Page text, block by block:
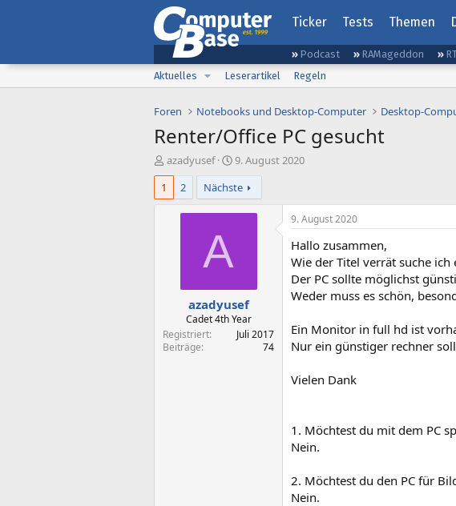
Ticker Tests Themen
Podcast RAMageddon
Aktuelles
Leserartikel Regeln
Foren Notebooks und Desktop-Computer Desktop-
Renter/Office PC gesucht
E
r
t
azadyusef
E
r
s
t
e
m
9. August 2020
1
2 Nächste
A
azadyusef
Cadet 4th Year
Registriert
Juli 2017
Beiträge
74
9. August 2020
Hallo zusammen,
Wie der Titel verrät suche
Der PC sollte möglichst
Weder muss es schön,
Ein Monitor in full hd ist
Nur ein günstiger rechner
Vielen Dank
1. Möchtest du mit dem PC
Nein.
2. Möchtest du den PC für
Nein.